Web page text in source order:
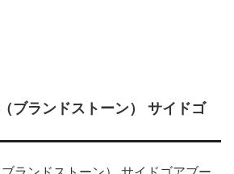
ブランドストーン） サイドゴ